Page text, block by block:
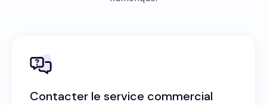
Contacter le service commercial